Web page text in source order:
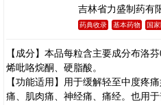
吉林省力盛制药有
药典收录 基本药物 国
【成分】本品每粒含主要成分布洛
烯吡咯烷酮、硬脂酸。
【功能适用】用于缓解轻至中度疼
痛、肌肉痛、神经痛、痛经。也用